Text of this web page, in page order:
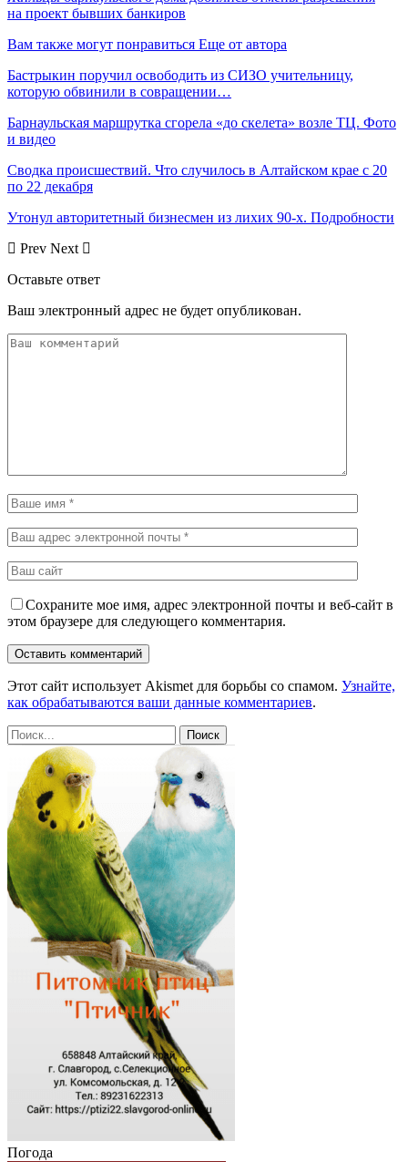
на проект бывших банкиров
Вам также могут понравиться Еще от автора
Бастрыкин поручил освободить из СИЗО учительницу,
которую обвинили в совращении…
Барнаульская маршрутка сгорела «до скелета» возле ТЦ. Фото
и видео
Сводка происшествий. Что случилось в Алтайском крае с 20
по 22 декабря
Утонул авторитетный бизнесмен из лихих 90-х. Подробности
Prev Next
Оставьте ответ
Ваш электронный адрес не будет опубликован.
Сохраните мое имя, адрес электронной почты и веб-сайт в
этом браузере для следующего комментария.
Этот сайт использует Akismet для борьбы со спамом. Узнайте,
как обрабатываются ваши данные комментариев.
Погода